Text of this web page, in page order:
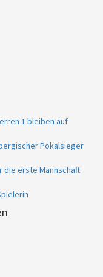
1 bleiben auf
Pokalsieger
die erste Mannschaft